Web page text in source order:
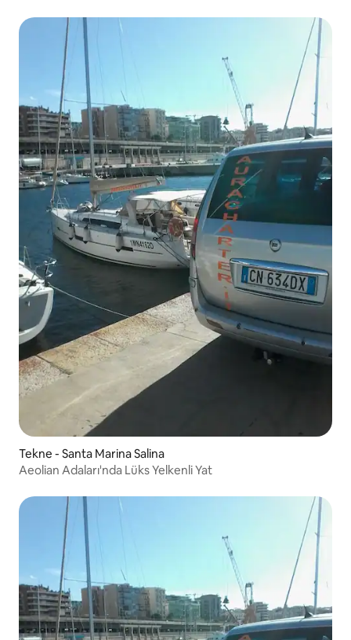
Tekne - Santa Marina Salina
Aeolian Adaları'nda Lüks Yelkenli Yat